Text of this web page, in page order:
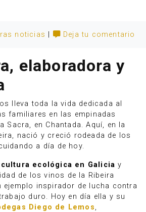
noticias Deja tu comentario
elaboradora y
lleva toda la vida dedicada al
familiares en las empinadas
Sacra, en Chantada. Aquí, en la
nació y creció rodeada de los
a día de hoy.
ecológica en Galicia y
de los vinos de la Ribeira
ejemplo inspirador de lucha contra
duro. Hoy en día ella y su
Diego de Lemos,